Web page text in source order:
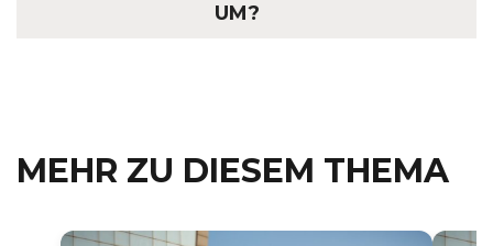
UM?
MEHR ZU DIESEM THEMA